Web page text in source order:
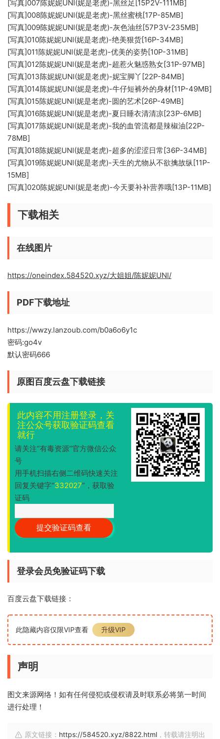
[写真]007陈妮妮UNI(妮是老虎)-黑丝足[15P2V-111MB]
[写真]008陈妮妮UNI(妮是老虎)-黑丝蜜桃[17P-85MB]
[写真]009陈妮妮UNI(妮是老虎)-灰色油丝[57P3V-235MB]
[写真]010陈妮妮UNI(妮是老虎)-绝美狠货[16P-34MB]
[写真]011陈妮妮UNI(妮是老虎)-优美的姿势[10P-31MB]
[写真]012陈妮妮UNI(妮是老虎)-超惹火魅惑熟女[31P-97MB]
[写真]013陈妮妮UNI(妮是老虎)-妮宝脚丫[22P-84MB]
[写真]014陈妮妮UNI(妮是老虎)-牛仔短裤外的身材[11P-49MB]
[写真]015陈妮妮UNI(妮是老虎)-圆的艺术[26P-49MB]
[写真]016陈妮妮UNI(妮是老虎)-夏日睡衣清清凉[23P-6MB]
[写真]017陈妮妮UNI(妮是老虎)-我的血管流都是辣椒油[22P-
78MB]
[写真]018陈妮妮UNI(妮是老虎)-超多的涩涩日常[36P-34MB]
[写真]019陈妮妮UNI(妮是老虎)-天生的尤物从不欲擒故纵[11P-
15MB]
[写真]020陈妮妮UNI(妮是老虎)-今天要补补营养哦[13P-11MB]
下载相关
在线图片
https://oneindex.584520.xyz/大姐姐/陈妮妮UNI/
PDF下载地址
https://wwzy.lanzoub.com/b0a6o6y1c
密码:go4v
默认密码666
原图百度云盘下载链接
此内容不用注册登录，关
注公众号获取验证码查看
就行
请关注“有毒资源”官方微信公众
号
用手机扫描右侧二维码快速关注
回复关键字“332027”，获取验
证码
登录会员免验证码下载
百度云盘下载链接：
此隐藏内容仅限VIP查看 升级VIP
声明
图文来源网络！如有任何侵犯或侵权请及时联系必将第一时间
进行处理！
原文链接： https://584520.xyz/8822.html ，转载请注明出